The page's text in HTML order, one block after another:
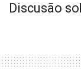
Discusão